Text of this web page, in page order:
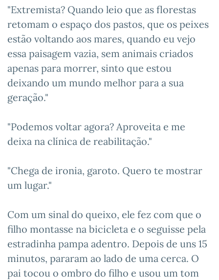
"Extremista? Quando leio que as florestas
retomam o espaço dos pastos, que os peixes
estão voltando aos mares, quando eu vejo
essa paisagem vazia, sem animais criados
apenas para morrer, sinto que estou
deixando um mundo melhor para a sua
geração."
"Podemos voltar agora? Aproveita e me
deixa na clínica de reabilitação."
"Chega de ironia, garoto. Quero te mostrar
um lugar."
Com um sinal do queixo, ele fez com que o
filho montasse na bicicleta e o seguisse pela
estradinha pampa adentro. Depois de uns 15
minutos, pararam ao lado de uma cerca. O
pai tocou o ombro do filho e usou um tom